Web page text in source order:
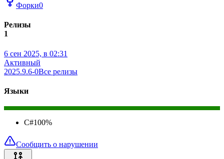
Форки0
Релизы
1
6 сен 2025, в 02:31
Активный
2025.9.6-0Все релизы
Языки
C#100%
Сообщить о нарушении